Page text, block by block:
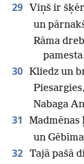
29
Viņš ir
un
Rāma
30 Kliedz un
Nabaga
31
Madmēnas
un
32 Tajā pašā